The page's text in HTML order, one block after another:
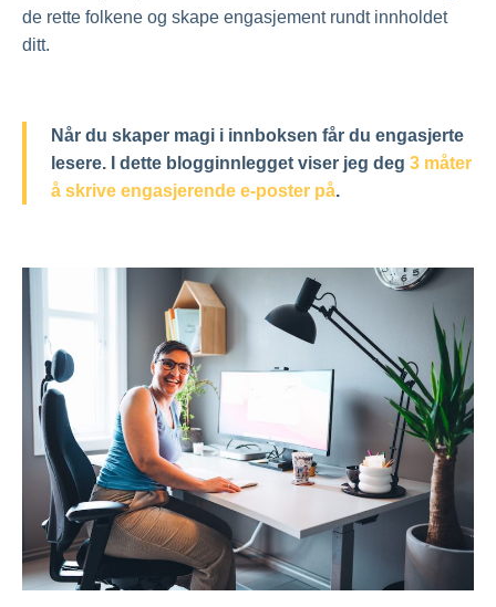
de rette folkene og skape engasjement rundt innholdet
ditt.
Når du skaper magi i innboksen får du engasjerte
lesere. I dette blogginnlegget viser jeg deg 3 måter
å skrive engasjerende e-poster på.